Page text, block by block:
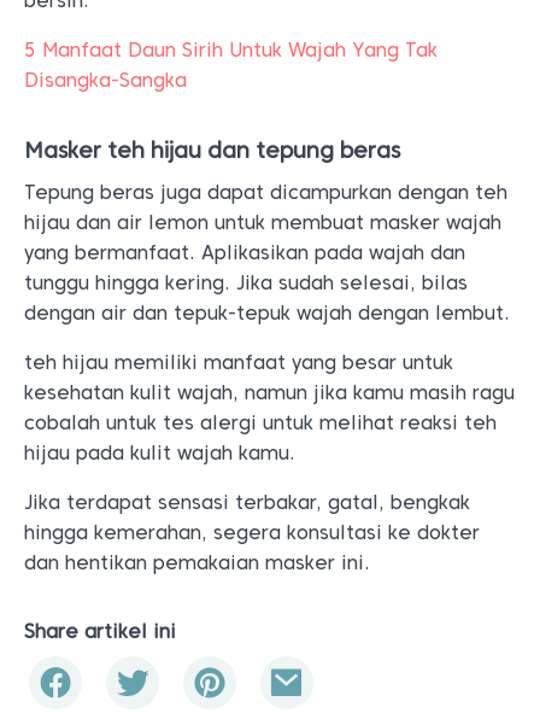
5 Manfaat Daun Sirih Untuk Wajah Yang Tak
Disangka-Sangka
Masker teh hijau dan tepung beras
Tepung beras juga dapat dicampurkan dengan teh
hijau dan air lemon untuk membuat masker wajah
yang bermanfaat. Aplikasikan pada wajah dan
tunggu hingga kering. Jika sudah selesai, bilas
dengan air dan tepuk-tepuk wajah dengan lembut.
teh hijau memiliki manfaat yang besar untuk
kesehatan kulit wajah, namun jika kamu masih ragu
cobalah untuk tes alergi untuk melihat reaksi teh
hijau pada kulit wajah kamu.
Jika terdapat sensasi terbakar, gatal, bengkak
hingga kemerahan, segera konsultasi ke dokter
dan hentikan pemakaian masker ini.
Share artikel ini